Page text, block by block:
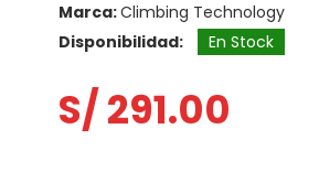
Marca:Climbing Technology
Disponibilidad:
En Stock
S/ 291.00